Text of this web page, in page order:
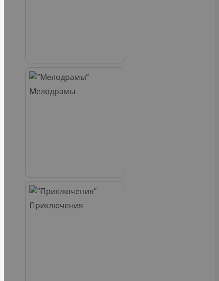
Мелодрамы
Приключения